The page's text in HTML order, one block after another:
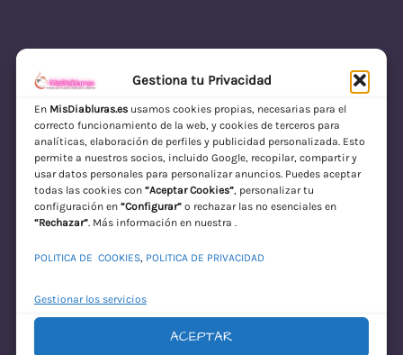
Gestiona tu Privacidad
En MisDiabluras.esusamos cookies propias, necesarias para el
correcto funcionamiento de la web, y cookies de terceros para
analíticas, elaboración de perfiles y publicidad personalizada. Esto
permite a nuestros socios, incluido Google, recopilar, compartir y
usar datos personales para personalizar anuncios. Puedes aceptar
todas las cookies con “Aceptar Cookies”, personalizar tu
configuración en “Configurar”o rechazar las no esenciales en
“Rechazar”. Más información en nuestra .
POLITICA DE COOKIES, POLITICA DE PRIVACIDAD
Gestionar los servicios
ACEPTAR
MisDiabluras | Sexshop Online con Envío
Discreto en España
Acceder